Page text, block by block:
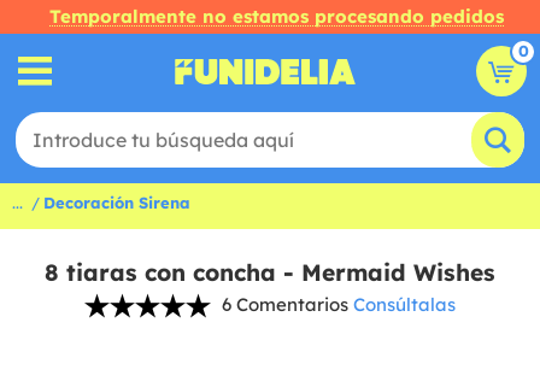
Temporalmente no estamos procesando pedidos
0
... Decoración Sirena
8 tiaras con concha - Mermaid Wishes
6 Comentarios Consúltalas